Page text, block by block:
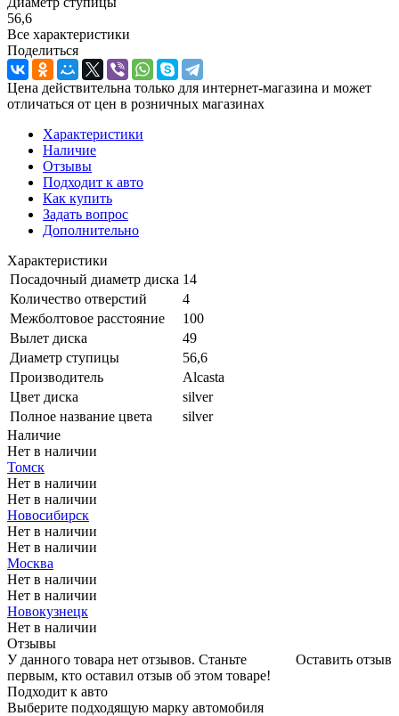
56,6
Все характеристики
Поделиться
Цена действительна только для интернет-магазина и может
отличаться от цен в розничных магазинах
Характеристики
Наличие
Отзывы
Подходит к авто
Как купить
Задать вопрос
Дополнительно
Характеристики
Посадочный диаметр диска 14
Количество отверстий
4
Межболтовое расстояние
100
Вылет диска
49
Диаметр ступицы
56,6
Производитель
Alcasta
Цвет диска
silver
Полное название цвета
silver
Наличие
Нет в наличии
Томск
Нет в наличии
Нет в наличии
Новосибирск
Нет в наличии
Нет в наличии
Москва
Нет в наличии
Нет в наличии
Новокузнецк
Нет в наличии
Отзывы
Оставить отзыв
У данного товара нет отзывов. Станьте
первым, кто оставил отзыв об этом товаре!
Подходит к авто
Выберите подходящую марку автомобиля